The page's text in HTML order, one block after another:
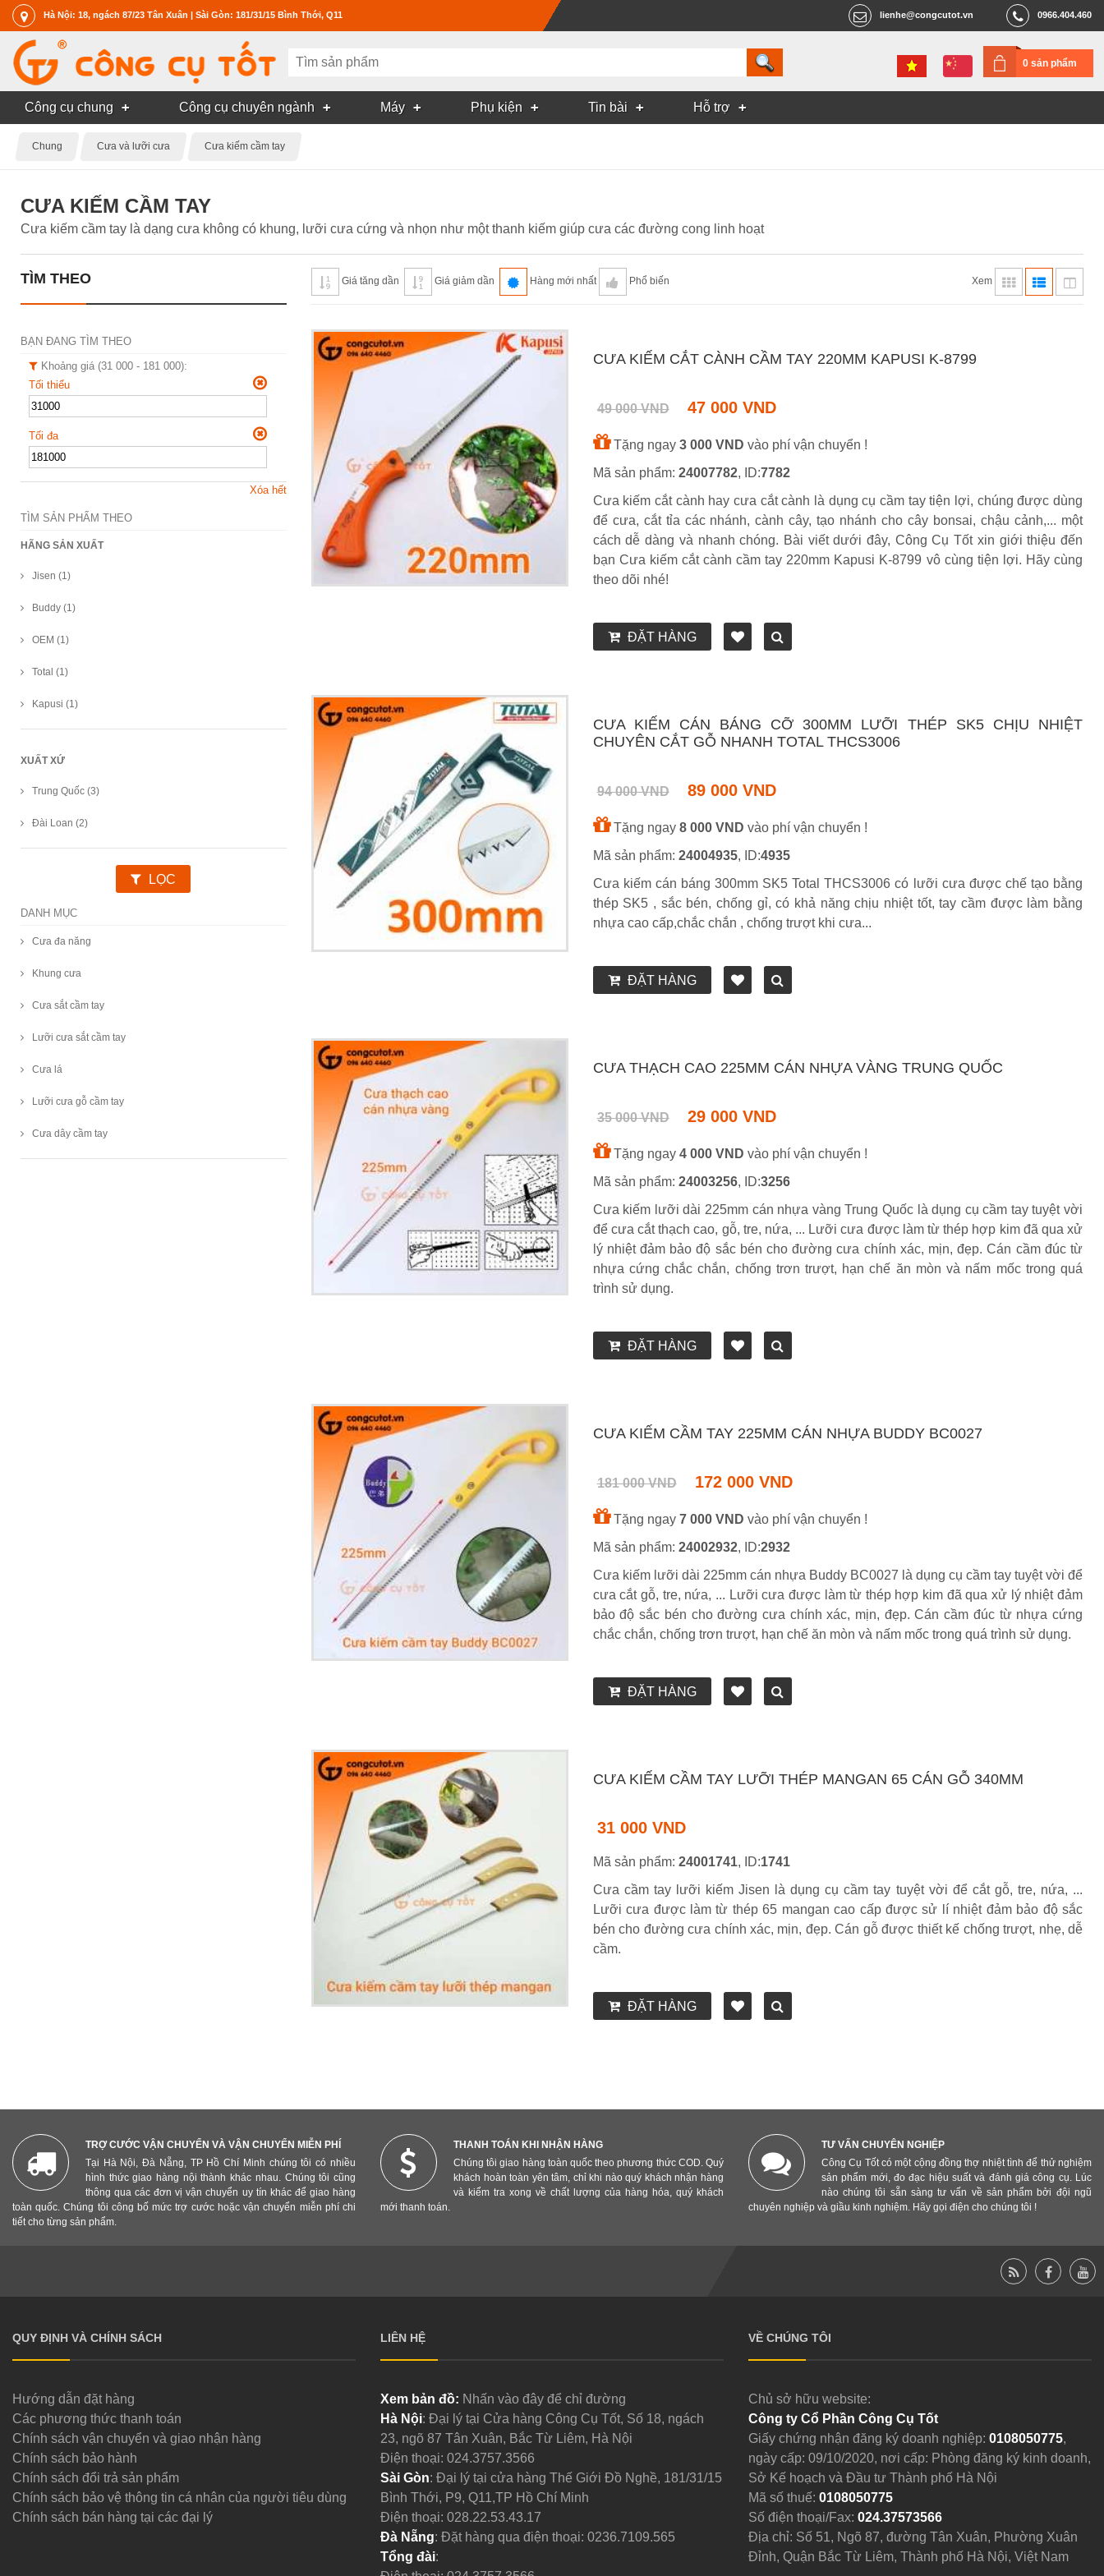
Hà Nội: 18, ngách 87/23 Tân Xuân | Sài Gòn: 181/31/15 Bình Thới, Q11 0966.404.460
lienhe@congcutot.vn
0 sản phẩm
Công cụ chung Công cụ chuyên ngành Máy Phụ kiện Tin bài Hỗ trợ
Chung Cưa và lưỡi cưa Cưa kiếm cầm tay
CƯA KIẾM CẦM TAY
Cưa kiếm cầm tay là dạng cưa không có khung, lưỡi cưa cứng và nhọn như một thanh kiếm giúp cưa các đường cong linh hoạt
TÌM THEO
BẠN ĐANG TÌM THEO
Khoảng giá (31 000 - 181 000):
Tối thiểu
Tối đa
Xóa hết
TÌM SẢN PHẨM THEO
HÃNG SẢN XUẤT
Jisen (1)
Buddy (1)
OEM (1)
Total (1)
Kapusi (1)
XUẤT XỨ
Trung Quốc (3)
Đài Loan (2)
LỌC
DANH MỤC
Cưa đa năng
Khung cưa
Cưa sắt cầm tay
Lưỡi cưa sắt cầm tay
Cưa lá
Lưỡi cưa gỗ cầm tay
Cưa dây cầm tay
Giá tăng dần Giá giảm dần Hàng mới nhất Phổ biến Xem
CƯA KIẾM CẮT CÀNH CẦM TAY 220MM KAPUSI K-8799
49 000 VND 47 000 VND
Tặng ngay 3 000 VND vào phí vận chuyển !
Mã sản phẩm: 24007782, ID:7782
Cưa kiếm cắt cành hay cưa cắt cành là dụng cụ cầm tay tiện lợi, chúng được dùng
để cưa, cắt tỉa các nhánh, cành cây, tạo nhánh cho cây bonsai, chậu cảnh,... một
cách dễ dàng và nhanh chóng. Bài viết dưới đây, Công Cụ Tốt xin giới thiệu đến
bạn Cưa kiếm cắt cành cầm tay 220mm Kapusi K-8799 vô cùng tiện lợi. Hãy cùng
theo dõi nhé!
ĐẶT HÀNG
CƯA KIẾM CÁN BÁNG CỠ 300MM LƯỠI THÉP SK5 CHỊU NHIỆT
CHUYÊN CẮT GỖ NHANH TOTAL THCS3006
94 000 VND 89 000 VND
Tặng ngay 8 000 VND vào phí vận chuyển !
Mã sản phẩm: 24004935, ID:4935
Cưa kiếm cán báng 300mm SK5 Total THCS3006 có lưỡi cưa được chế tạo bằng
thép SK5 , sắc bén, chống gỉ, có khả năng chịu nhiệt tốt, tay cầm được làm bằng
nhựa cao cấp,chắc chắn , chống trượt khi cưa...
ĐẶT HÀNG
CƯA THẠCH CAO 225MM CÁN NHỰA VÀNG TRUNG QUỐC
35 000 VND 29 000 VND
Tặng ngay 4 000 VND vào phí vận chuyển !
Mã sản phẩm: 24003256, ID:3256
Cưa kiếm lưỡi dài 225mm cán nhựa vàng Trung Quốc là dụng cụ cầm tay tuyệt vời
để cưa cắt thạch cao, gỗ, tre, nứa, ... Lưỡi cưa được làm từ thép hợp kim đã qua xử
lý nhiệt đảm bảo độ sắc bén cho đường cưa chính xác, mịn, đẹp. Cán cầm đúc từ
nhựa cứng chắc chắn, chống trơn trượt, hạn chế ăn mòn và nấm mốc trong quá
trình sử dụng.
ĐẶT HÀNG
CƯA KIẾM CẦM TAY 225MM CÁN NHỰA BUDDY BC0027
181 000 VND 172 000 VND
Tặng ngay 7 000 VND vào phí vận chuyển !
Mã sản phẩm: 24002932, ID:2932
Cưa kiếm lưỡi dài 225mm cán nhựa Buddy BC0027 là dụng cụ cầm tay tuyệt vời để
cưa cắt gỗ, tre, nứa, ... Lưỡi cưa được làm từ thép hợp kim đã qua xử lý nhiệt đảm
bảo độ sắc bén cho đường cưa chính xác, mịn, đẹp. Cán cầm đúc từ nhựa cứng
chắc chắn, chống trơn trượt, hạn chế ăn mòn và nấm mốc trong quá trình sử dụng.
ĐẶT HÀNG
CƯA KIẾM CẦM TAY LƯỠI THÉP MANGAN 65 CÁN GỖ 340MM
31 000 VND
Mã sản phẩm: 24001741, ID:1741
Cưa cầm tay lưỡi kiếm Jisen là dụng cụ cầm tay tuyệt vời để cắt gỗ, tre, nứa, ...
Lưỡi cưa được làm từ thép 65 mangan cao cấp được sử lí nhiệt đảm bảo độ sắc
bén cho đường cưa chính xác, mịn, đẹp. Cán gỗ được thiết kế chống trượt, nhẹ, dễ
cầm.
ĐẶT HÀNG
TRỢ CƯỚC VẬN CHUYỂN VÀ VẬN CHUYỂN MIỄN PHÍ
Tại Hà Nội, Đà Nẵng, TP Hồ Chí Minh chúng tôi có nhiều
hình thức giao hàng nội thành khác nhau. Chúng tôi cũng
thông qua các đơn vị vận chuyển uy tín khác để giao hàng
toàn quốc. Chúng tôi công bố mức trợ cước hoặc vận chuyển miễn phí chi
tiết cho từng sản phẩm.
THANH TOÁN KHI NHẬN HÀNG
Chúng tôi giao hàng toàn quốc theo phương thức COD. Quý
khách hoàn toàn yên tâm, chỉ khi nào quý khách nhận hàng
và kiểm tra xong về chất lượng của hàng hóa, quý khách
mới thanh toán.
TƯ VẤN CHUYÊN NGHIỆP
Công Cụ Tốt có một cộng đồng thợ nhiệt tình để thử nghiệm
sản phẩm mới, đo đạc hiệu suất và đánh giá công cụ. Lúc
nào chúng tôi sẵn sàng tư vấn về sản phẩm bởi đội ngũ
chuyên nghiệp và giầu kinh nghiệm. Hãy gọi điện cho chúng tôi !
QUY ĐỊNH VÀ CHÍNH SÁCH
Hướng dẫn đặt hàng
Các phương thức thanh toán
Chính sách vận chuyển và giao nhận hàng
Chính sách bảo hành
Chính sách đổi trả sản phẩm
Chính sách bảo vệ thông tin cá nhân của người tiêu dùng
Chính sách bán hàng tại các đại lý
LIÊN HỆ
Xem bản đồ: Nhấn vào đây để chỉ đường
Hà Nội: Đại lý tại Cửa hàng Công Cụ Tốt, Số 18, ngách
23, ngõ 87 Tân Xuân, Bắc Từ Liêm, Hà Nội
Điện thoại: 024.3757.3566
Sài Gòn: Đại lý tại cửa hàng Thế Giới Đồ Nghề, 181/31/15
Bình Thới, P9, Q11,TP Hồ Chí Minh
Điện thoại: 028.22.53.43.17
Đà Nẵng: Đặt hàng qua điện thoại: 0236.7109.565
Tổng đài:
VỀ CHÚNG TÔI
Chủ sở hữu website:
Công ty Cổ Phần Công Cụ Tốt
Giấy chứng nhận đăng ký doanh nghiệp: 0108050775,
ngày cấp: 09/10/2020, nơi cấp: Phòng đăng ký kinh doanh,
Sở Kế hoạch và Đầu tư Thành phố Hà Nội
Mã số thuế: 0108050775
Số điện thoại/Fax: 024.37573566
Địa chỉ: Số 51, Ngõ 87, đường Tân Xuân, Phường Xuân
Đỉnh, Quận Bắc Từ Liêm, Thành phố Hà Nội, Việt Nam